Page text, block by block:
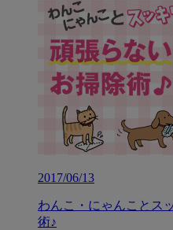
2017/06/13
わんこ・にゃんことス
術♪